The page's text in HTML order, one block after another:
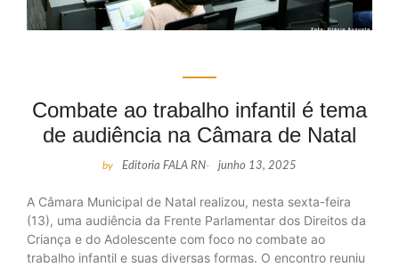
Combate ao trabalho infantil é tema
de audiência na Câmara de Natal
by Editoria FALA RN- junho 13, 2025
A Câmara Municipal de Natal realizou, nesta sexta-feira
(13), uma audiência da Frente Parlamentar dos Direitos da
Criança e do Adolescente com foco no combate ao
trabalho infantil e suas diversas formas. O encontro reuniu